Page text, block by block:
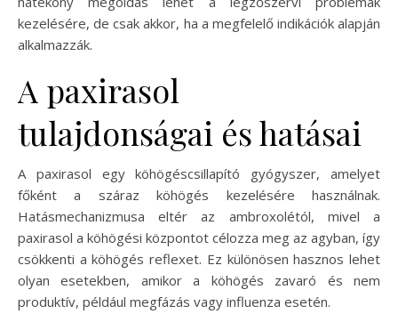
kezelésére, de csak akkor, ha a megfelelő indikációk alapján
alkalmazzák.
A paxirasol
tulajdonságai és hatásai
A paxirasol egy köhögéscsillapító gyógyszer, amelyet
főként a száraz köhögés kezelésére használnak.
Hatásmechanizmusa eltér az ambroxolétól, mivel a
paxirasol a köhögési központot célozza meg az agyban, így
csökkenti a köhögés reflexet. Ez különösen hasznos lehet
olyan esetekben, amikor a köhögés zavaró és nem
produktív, például megfázás vagy influenza esetén.